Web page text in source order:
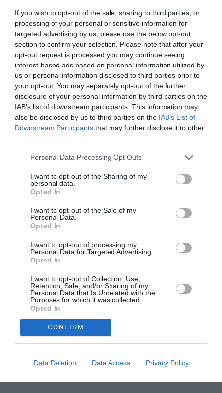
If you wish to opt-out of the sale, sharing to third parties, or
processing of your personal or sensitive information for
targeted advertising by us, please use the below opt-out
section to confirm your selection. Please note that after your
opt-out request is processed you may continue seeing
interest-based ads based on personal information utilized by
us or personal information disclosed to third parties prior to
your opt-out. You may separately opt-out of the further
disclosure of your personal information by third parties on the
IAB’s list of downstream participants. This information may
also be disclosed by us to third parties on the IAB’s List of
Downstream Participants that may further disclose it to other
Personal Data Processing Opt Outs
I want to opt-out of the Sharing of my
personal data.
Opted In
I want to opt-out of the Sale of my
Personal Data.
Opted In
I want to opt-out of processing my
Personal Data for Targeted Advertising.
Opted In
I want to opt-out of Collection, Use,
Retention, Sale, and/or Sharing of my
Personal Data that Is Unrelated with the
Purposes for which it was collected.
Opted In
CONFIRM
Data Deletion Data Access Privacy Policy
Mentre gli arrivi continuano ad essere costanti e
con le favorevoli previsioni meteo si
preannunciano nuovi e massici arrivi, lo
smistamento degli immigrati rimane molto lento.
Ieri sono stati fatti imbarcare solo 111 immigrati
a dichiararsi saturi, come è stato fatto da quelli
in Liguria che hanno anche richiesto agli altri
comuni d’Italia e soprattutto del nord di
rispettare quel senso di “responsabilità”
necessario per affrontare questa lunga crisi.
Articolo precedente
2600 arrivi
Articolo seguente
TRANQUILLA DOPO NUOVA ONDATA